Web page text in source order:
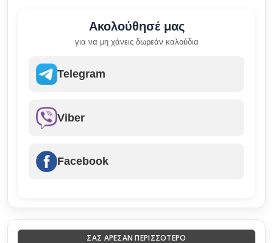
Ακολούθησέ μας
για να μη χάνεις δωρεάν καλούδια
Telegram
Viber
Facebook
ΣΑΣ ΑΡΕΣΑΝ ΠΕΡΙΣΣΟΤΕΡΟ